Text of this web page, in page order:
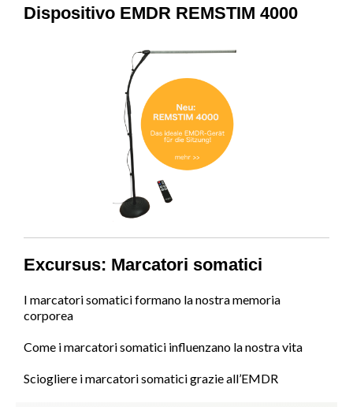
Dispositivo EMDR REMSTIM 4000
Excursus: Marcatori somatici
I marcatori somatici formano la nostra memoria
corporea
Come i marcatori somatici influenzano la nostra vita
Sciogliere i marcatori somatici grazie all’EMDR